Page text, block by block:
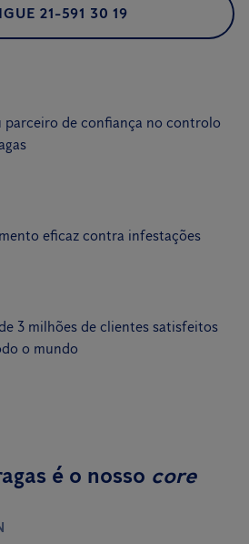
21-591 30 19
parceiro de confiança no controlo
eficaz contra infestações
3 milhões de clientes satisfeitos
o mundo
é o nosso core